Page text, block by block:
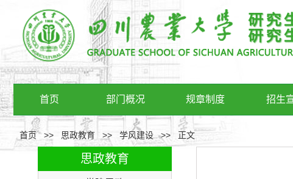
首页 部门概况 规章制度 招生
首页>> 思政教育 >> 学风建设 >> 正文
思政教育